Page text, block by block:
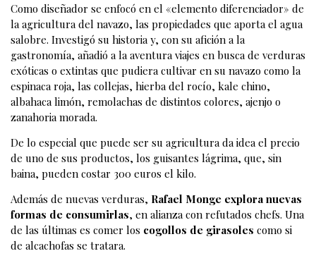
Como diseñador se enfocó en el «elemento diferenciador» de
la agricultura del navazo, las propiedades que aporta el agua
salobre. Investigó su historia y, con su afición a la
gastronomía, añadió a la aventura viajes en busca de verduras
exóticas o extintas que pudiera cultivar en su navazo como la
espinaca roja, las collejas, hierba del rocío, kale chino,
albahaca limón, remolachas de distintos colores, ajenjo o
zanahoria morada.
De lo especial que puede ser su agricultura da idea el precio
de uno de sus productos, los guisantes lágrima, que, sin
baina, pueden costar 300 euros el kilo.
Además de nuevas verduras, Rafael Monge explora nuevas
formas de consumirlas, en alianza con refutados chefs. Una
de las últimas es comer los cogollos de girasoles como si
de alcachofas se tratara.